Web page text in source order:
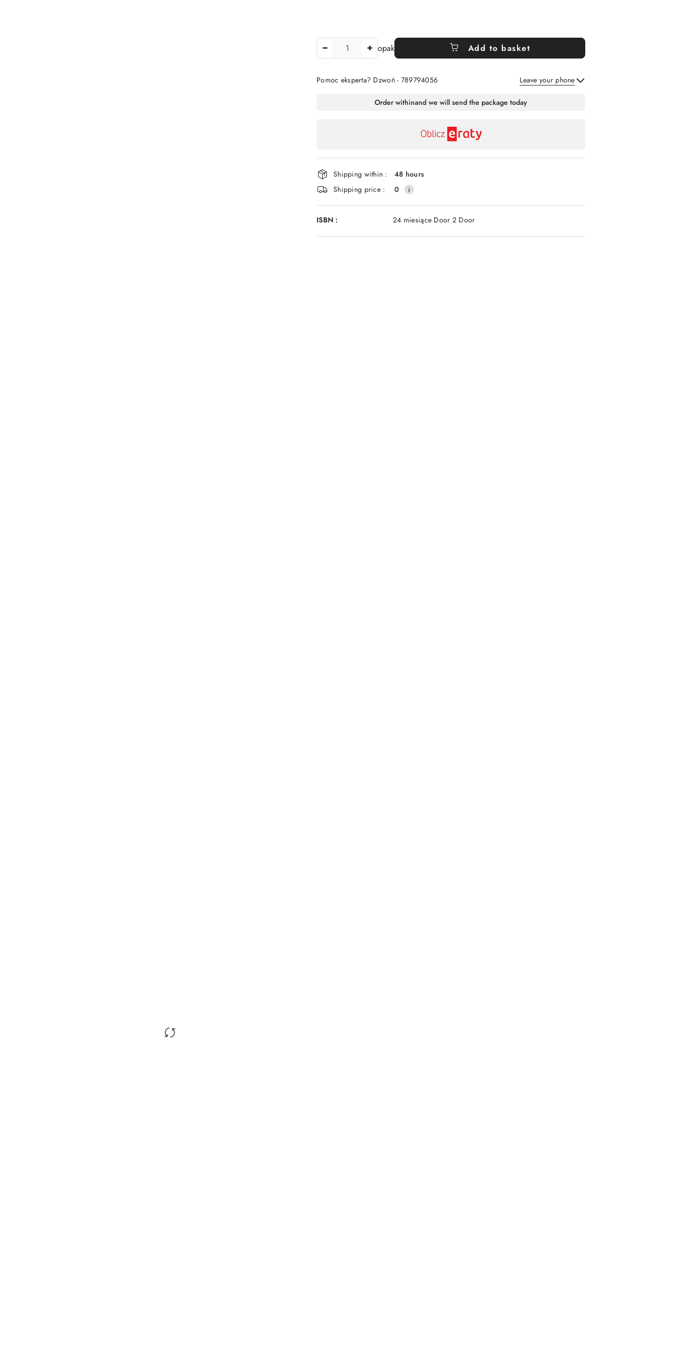
Amount
opak Add to basket
Pomoc eksperta? Dzwoń - 789794056 Leave your phone
AvailabilityOrder withinand we will send the package today
Shipping within :
48 hours
Shipping price :
0
ISBN : 24 miesiące Door 2 Door